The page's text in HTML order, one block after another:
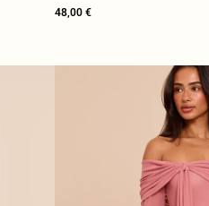
48,00 €